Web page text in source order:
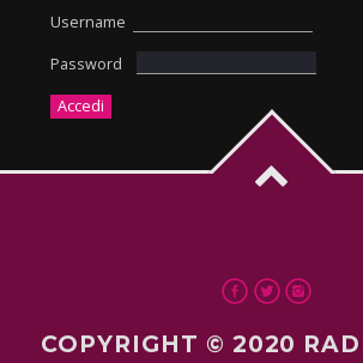
Username
Password
COPYRIGHT © 2020